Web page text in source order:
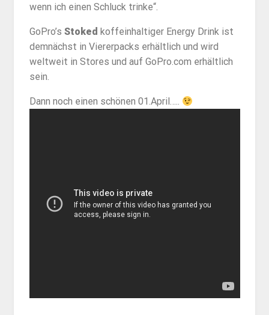
wenn ich einen Schluck trinke“.
GoPro’s Stoked koffeinhaltiger Energy Drink ist
demnächst in Viererpacks erhältlich und wird
weltweit in Stores und auf GoPro.com erhältlich
sein.
Dann noch einen schönen 01.April…..